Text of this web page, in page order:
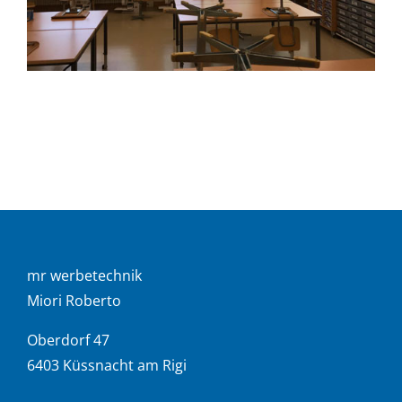
mr werbetechnik
Miori Roberto
Oberdorf 47
6403 Küssnacht am Rigi